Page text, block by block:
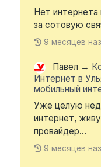
Нет
за сотовую
9 месяцев
Павел →
Интернет в
мобильный
Уже целую
интернет,
провайдер...
9 месяцев